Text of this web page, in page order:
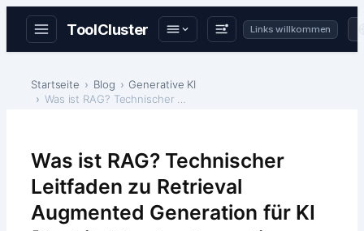
ToolCluster Links willkommen
Inhalt
springen
Startseite Blog
Generative KI
Was ist RAG? Technischer Leitfaden zu Retrieval Au…
Was ist RAG? Technischer
Leitfaden zu Retrieval
Augmented Generation für KI